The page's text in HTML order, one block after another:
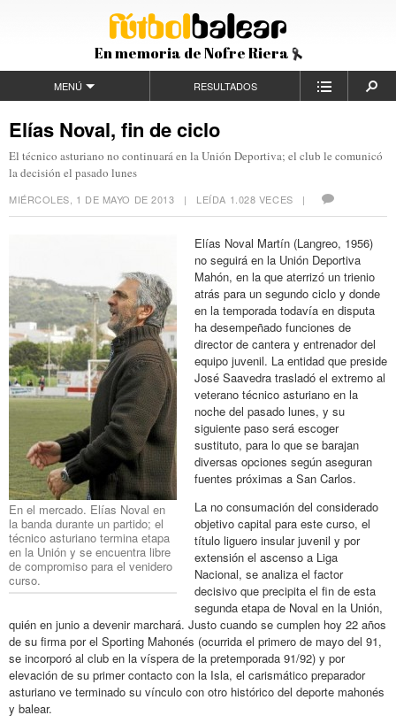
En memoria de Nofre Riera
MENÚ RESULTADOS
Elías Noval, fin de ciclo
El técnico asturiano no continuará en la Unión Deportiva; el club le comunicó
la decisión el pasado lunes
MIÉRCOLES, 1 DE MAYO DE 2013 | LEÍDA 1.028 VECES |
En el mercado. Elías Noval en
la banda durante un partido; el
técnico asturiano termina etapa
en la Unión y se encuentra libre
de compromiso para el venidero
curso.
Elías Noval Martín (Langreo, 1956)
no seguirá en la Unión Deportiva
Mahón, en la que aterrizó un trienio
atrás para un segundo ciclo y donde
en la temporada todavía en disputa
ha desempeñado funciones de
director de cantera y entrenador del
equipo juvenil. La entidad que preside
José Saavedra trasladó el extremo al
veterano técnico asturiano en la
noche del pasado lunes, y su
siguiente paso será escoger
sustituto, para lo que se barajan
diversas opciones según aseguran
fuentes próximas a San Carlos.
La no consumación del considerado
objetivo capital para este curso, el
título liguero insular juvenil y por
extensión el ascenso a Liga
Nacional, se analiza el factor
decisivo que precipita el fin de esta
segunda etapa de Noval en la Unión,
quién en junio a devenir marchará. Justo cuando se cumplen hoy 22 años
de su firma por el Sporting Mahonés (ocurrida el primero de mayo del 91,
se incorporó al club en la víspera de la pretemporada 91/92) y por
elevación de su primer contacto con la Isla, el carismático preparador
asturiano ve terminado su vínculo con otro histórico del deporte mahonés
y balear.